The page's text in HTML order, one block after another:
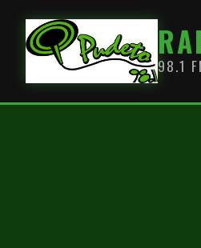
98.1